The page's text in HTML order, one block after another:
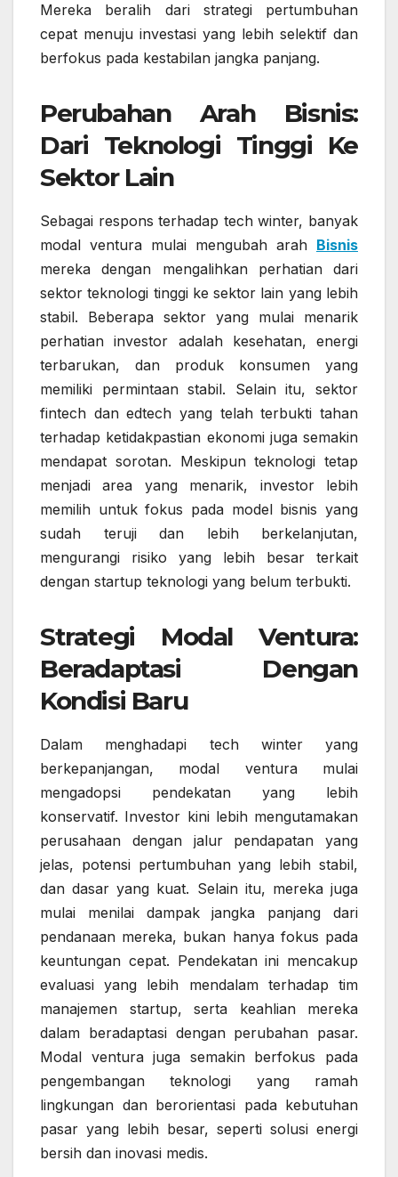
Mereka beralih dari strategi pertumbuhan
cepat menuju investasi yang lebih selektif dan
berfokus pada kestabilan jangka panjang.
Perubahan Arah Bisnis:
Dari Teknologi Tinggi Ke
Sektor Lain
Sebagai respons terhadap tech winter, banyak
modal ventura mulai mengubah arah Bisnis
mereka dengan mengalihkan perhatian dari
sektor teknologi tinggi ke sektor lain yang lebih
stabil. Beberapa sektor yang mulai menarik
perhatian investor adalah kesehatan, energi
terbarukan, dan produk konsumen yang
memiliki permintaan stabil. Selain itu, sektor
fintech dan edtech yang telah terbukti tahan
terhadap ketidakpastian ekonomi juga semakin
mendapat sorotan. Meskipun teknologi tetap
menjadi area yang menarik, investor lebih
memilih untuk fokus pada model bisnis yang
sudah teruji dan lebih berkelanjutan,
mengurangi risiko yang lebih besar terkait
dengan startup teknologi yang belum terbukti.
Strategi Modal Ventura:
Beradaptasi Dengan
Kondisi Baru
Dalam menghadapi tech winter yang
berkepanjangan, modal ventura mulai
mengadopsi pendekatan yang lebih
konservatif. Investor kini lebih mengutamakan
perusahaan dengan jalur pendapatan yang
jelas, potensi pertumbuhan yang lebih stabil,
dan dasar yang kuat. Selain itu, mereka juga
mulai menilai dampak jangka panjang dari
pendanaan mereka, bukan hanya fokus pada
keuntungan cepat. Pendekatan ini mencakup
evaluasi yang lebih mendalam terhadap tim
manajemen startup, serta keahlian mereka
dalam beradaptasi dengan perubahan pasar.
Modal ventura juga semakin berfokus pada
pengembangan teknologi yang ramah
lingkungan dan berorientasi pada kebutuhan
pasar yang lebih besar, seperti solusi energi
bersih dan inovasi medis.